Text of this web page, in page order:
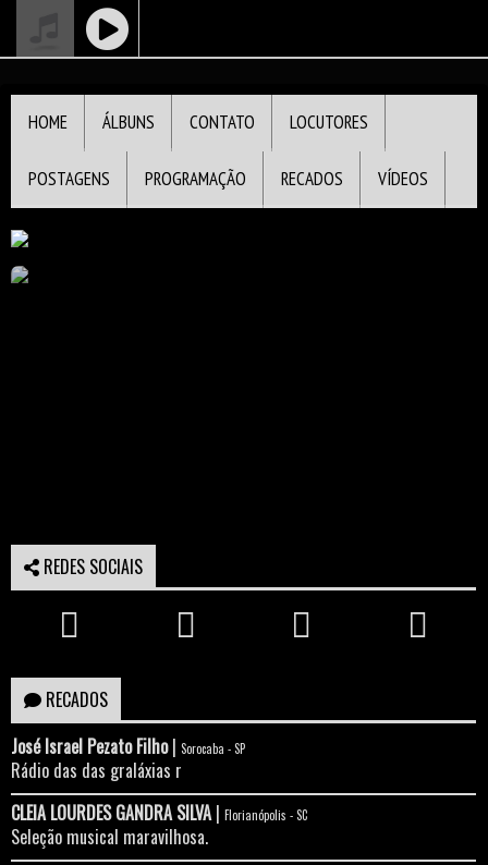
HOME ÁLBUNS CONTATO LOCUTORES
POSTAGENS PROGRAMAÇÃO RECADOS VÍDEOS
transmundial
anos 60 70
TRANSMUNDIAL
REDES SOCIAIS
RECADOS
José Israel Pezato Filho| Sorocaba - SP
Rádio das das graláxias r
CLEIA LOURDES GANDRA SILVA| Florianópolis - SC
Seleção musical maravilhosa.